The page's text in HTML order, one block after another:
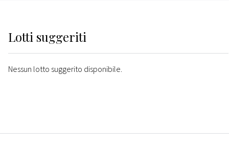
Lotti suggeriti
Nessun lotto suggerito disponibile.